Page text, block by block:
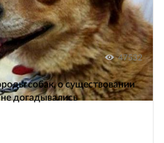
47532
собак, о существовании
догадывались